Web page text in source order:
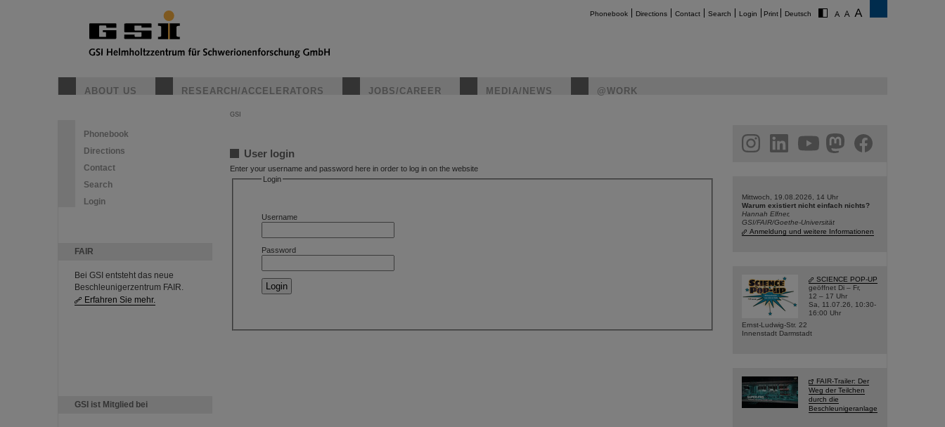
Phonebook Directions Contact Search Login Print Deutsch
ABOUT US RESEARCH/ACCELERATORS JOBS/CAREER MEDIA/NEWS @WORK
Phonebook
Directions
Contact
Search
Login
FAIR
Bei GSI entsteht das neue
Beschleunigerzentrum FAIR.
Erfahren Sie mehr.
GSI ist Mitglied bei
GSI
User login
Enter your username and password here in order to log in on the website
Login
Username
Password
facebook
Mittwoch, 19.08.2026, 14 Uhr
Warum existiert nicht einfach nichts?
Hannah Elfner,
GSI/FAIR/Goethe-Universität
Anmeldung und weitere Informationen
SCIENCE POP-UP
geöffnet Di – Fr,
12 – 17 Uhr
Sa, 11.07.26, 10:30-
16:00 Uhr
Ernst-Ludwig-Str. 22
Innenstadt Darmstadt
FAIR-Trailer: Der
Weg der Teilchen
durch die
Beschleunigeranlage